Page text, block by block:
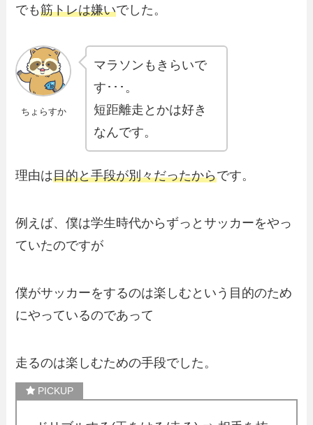
でも筋トレは嫌いでした。
ちょらすか
マラソンもきらいで
す･･･。
短距離走とかは好き
なんです。
理由は目的と手段が別々だったからです。
例えば、僕は学生時代からずっとサッカーをやっ
ていたのですが
僕がサッカーをするのは楽しむという目的のため
にやっているのであって
走るのは楽しむための手段でした。